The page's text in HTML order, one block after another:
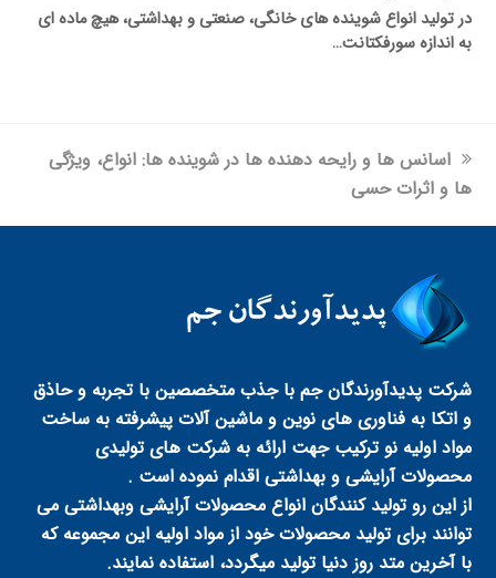
در تولید انواع شوینده های خانگی، صنعتی و بهداشتی، هیچ ماده ای
به اندازه سورفکتانت…
previous
post:
اسانس ها و رایحه دهنده ها در شوینده ها: انواع، ویژگی
ها و اثرات حسی
شرکت پدیدآورندگان جم با جذب متخصصین با تجربه و حاذق
و اتکا به فناوری های نوین و ماشین آلات پیشرفته به ساخت
مواد اولیه نو ترکیب جهت ارائه به شرکت های تولیدی
محصولات آرایشی و بهداشتی اقدام نموده است .
از این رو تولید کنندگان انواع محصولات آرایشی وبهداشتی می
توانند برای تولید محصولات خود از مواد اولیه این مجموعه که
با آخرین متد روز دنیا تولید میگردد، استفاده نمایند.